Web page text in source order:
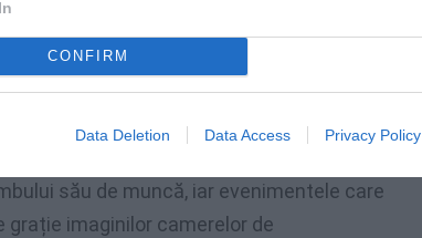
CONFIRM
Data Deletion Data Access Privacy Policy
în interiorul structurii, care se află la
Un român de 56 de ani și-a pierdut
său de muncă, iar evenimentele care
imaginilor camerelor de